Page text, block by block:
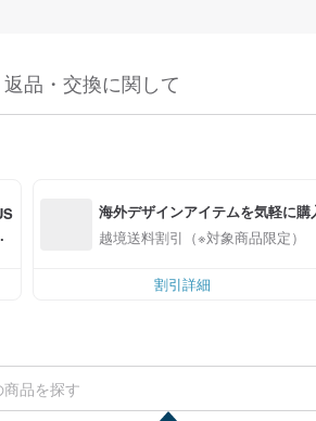
返品・交換に関して
海外デザインアイテムを気軽に購
越境送料割引（※対象商品限定）
割引詳細